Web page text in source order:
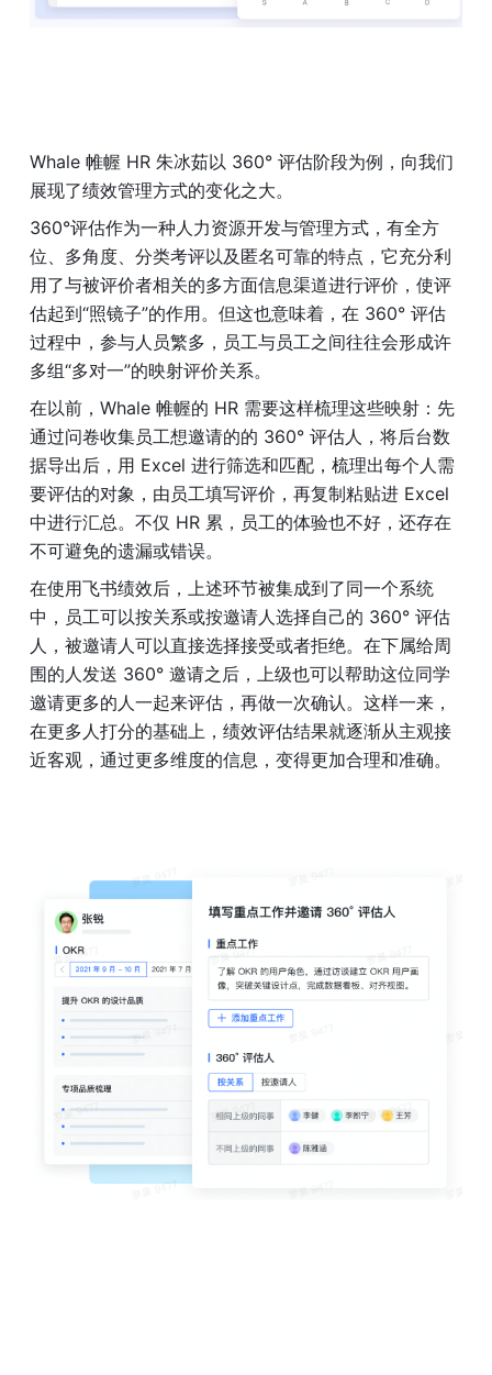
Whale 帷幄 HR 朱冰茹以 360° 评估阶段为例，向我们
展现了绩效管理方式的变化之大。
360°评估作为一种人力资源开发与管理方式，有全方
位、多角度、分类考评以及匿名可靠的特点，它充分利
用了与被评价者相关的多方面信息渠道进行评价，使评
估起到“照镜子”的作用。但这也意味着，在 360° 评估
过程中，参与人员繁多，员工与员工之间往往会形成许
多组“多对一”的映射评价关系。
在以前，Whale 帷幄的 HR 需要这样梳理这些映射：先
通过问卷收集员工想邀请的的 360° 评估人，将后台数
据导出后，用 Excel 进行筛选和匹配，梳理出每个人需
要评估的对象，由员工填写评价，再复制粘贴进 Excel
中进行汇总。不仅 HR 累，员工的体验也不好，还存在
不可避免的遗漏或错误。
在使用飞书绩效后，上述环节被集成到了同一个系统
中，员工可以按关系或按邀请人选择自己的 360° 评估
人，被邀请人可以直接选择接受或者拒绝。在下属给周
围的人发送 360° 邀请之后，上级也可以帮助这位同学
邀请更多的人一起来评估，再做一次确认。这样一来，
在更多人打分的基础上，绩效评估结果就逐渐从主观接
近客观，通过更多维度的信息，变得更加合理和准确。